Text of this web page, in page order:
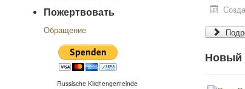
Пожертвовать
Обращение
Russische Kirchengemeinde
Новый